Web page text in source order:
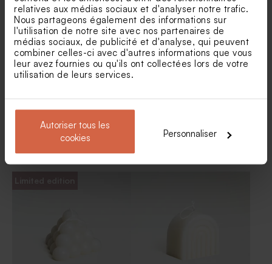
relatives aux médias sociaux et d'analyser notre trafic.
Nous partageons également des informations sur
l'utilisation de notre site avec nos partenaires de
médias sociaux, de publicité et d'analyse, qui peuvent
combiner celles-ci avec d'autres informations que vous
leur avez fournies ou qu'ils ont collectées lors de votre
utilisation de leurs services.
Autoriser tous les
cookies
Personnaliser
Tube à bulles communion
Savon artisanal communion
senteur Fraîcheur
Diffuseur de parfum
communion en verre
Bougie en verre et liège
communion